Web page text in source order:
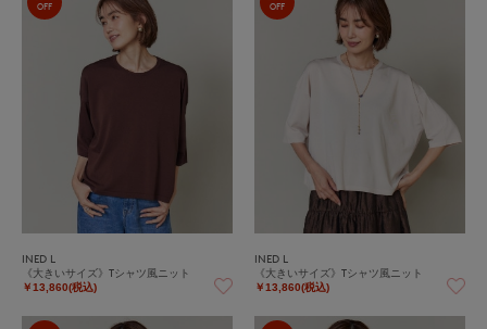
OFF
INED L
《大きいサイズ》Tシャツ風ニット
￥13,860(税込)
OFF
INED L
《大きいサイズ》Tシャツ風ニット
￥13,860(税込)